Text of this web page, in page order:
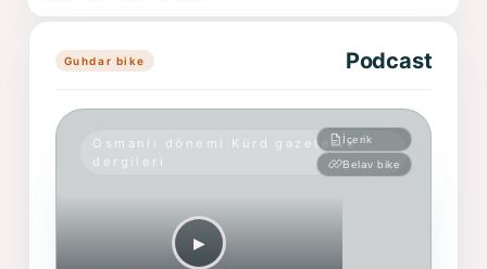
Guhdar bike Podcast
Osmanlı dönemi Kürd gazete ve
dergileri
İçerik
Belav bike
▶︎